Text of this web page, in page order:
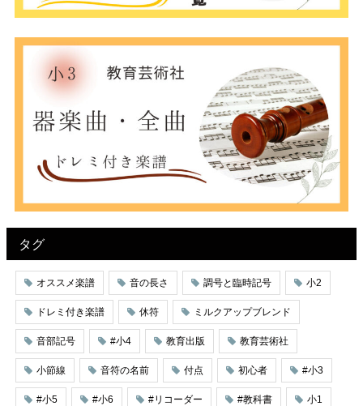
タグ
オススメ楽譜 音の長さ 調号と臨時記号 小2
ドレミ付き楽譜 休符 ミルクアップブレンド
音部記号 #小4 教育出版 教育芸術社
小節線 音符の名前 付点 初心者 #小3
#小5 #小6 #リコーダー #教科書 小1